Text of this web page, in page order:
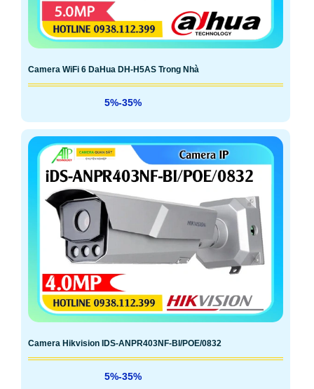
Camera WiFi 6 DaHua DH-H5AS Trong Nhà
5%-35%
Camera Hikvision IDS-ANPR403NF-BI/POE/0832
5%-35%